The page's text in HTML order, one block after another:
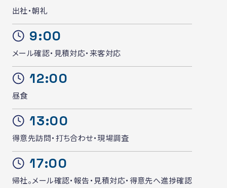
出社・朝礼
9:00
メール確認・見積対応・来客対応
12:00
昼食
13:00
得意先訪問・打ち合わせ・現場調査
17:00
帰社。メール確認・報告・見積対応・得意先へ進捗確認